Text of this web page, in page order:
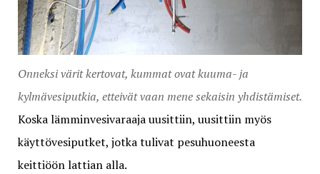
Onneksi värit kertovat, kummat ovat kuuma- ja
kylmävesiputkia, etteivät vaan mene sekaisin yhdistämiset.
Koska lämminvesivaraaja uusittiin, uusittiin myös
käyttövesiputket, jotka tulivat pesuhuoneesta
keittiöön lattian alla.